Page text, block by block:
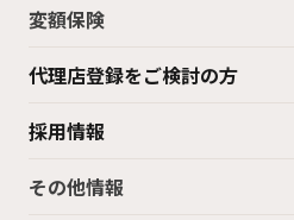
変額保険
代理店登録をご検討の方
採用情報
その他情報